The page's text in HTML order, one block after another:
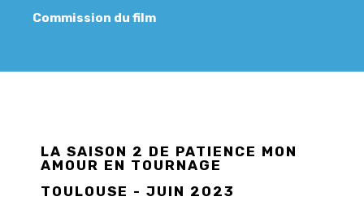
Commission du film
LA SAISON 2 DE PATIENCE MON
AMOUR EN TOURNAGE
TOULOUSE - JUIN 2023